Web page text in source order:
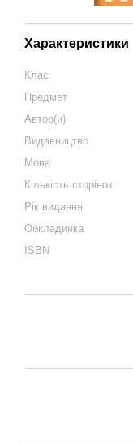
Характеристики
Клас
Предмет
Автор(и)
Видавництво
Мова
Кількість сторінок
Рік видання
Обкладинка
ISBN